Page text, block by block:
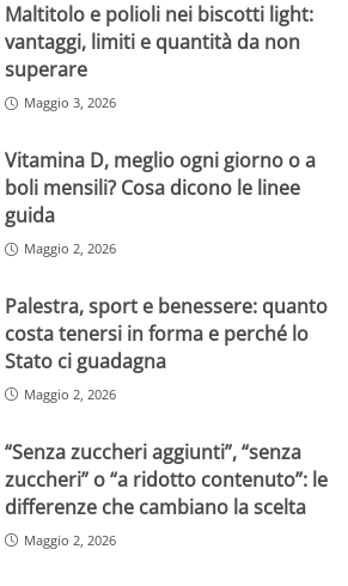
Maltitolo e polioli nei biscotti light:
vantaggi, limiti e quantità da non
superare
Maggio 3, 2026
Vitamina D, meglio ogni giorno o a
boli mensili? Cosa dicono le linee
guida
Maggio 2, 2026
Palestra, sport e benessere: quanto
costa tenersi in forma e perché lo
Stato ci guadagna
Maggio 2, 2026
“Senza zuccheri aggiunti”, “senza
zuccheri” o “a ridotto contenuto”: le
differenze che cambiano la scelta
Maggio 2, 2026